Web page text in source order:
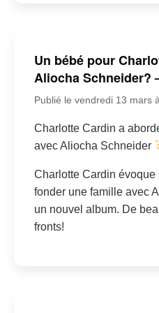
Un bébé pour
Aliocha Schneider?
Publié le vendredi 13 mars
Charlotte Cardin a
avec Aliocha Schneider
Charlotte Cardin
fonder une famille avec
un nouvel album. De
fronts!